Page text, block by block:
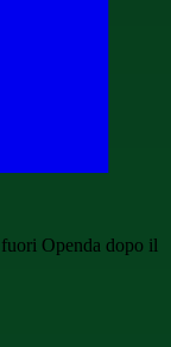
Openda dopo il